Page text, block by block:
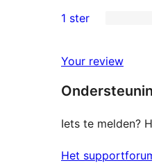
beoordeling
2
beoordelingen
sterren
beoordelingen
1 ster
Your review
Iets te melden?
Het